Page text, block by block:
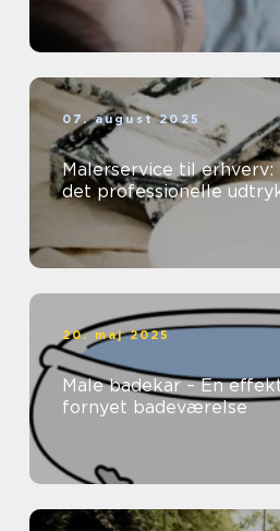
07. august 2025
Malerservice til erhverv:
det professionelle
20. maj 2025
Male badekar – En
fornyet badeværelse